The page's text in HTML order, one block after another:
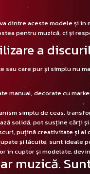
dintre aceste modele și
pentru muzică, ci și
a
sau care pur și simplu
manual, decorate cu
simplu de ceas,
solidă, pot susține cărți
puțină creativitate și ai
și lăcuite, sunt ideale
în cuptor și modelate,
muzică.